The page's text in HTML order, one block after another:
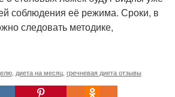
соблюдения её режима. Сроки, в
следовать методике,
диета на месяц гречневая диета отзывы